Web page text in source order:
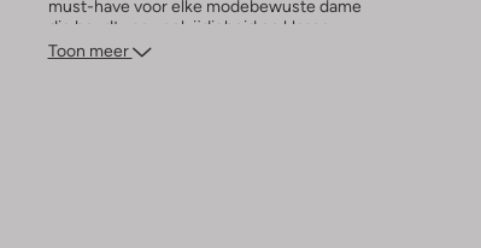
must-have voor elke modebewuste dame
die houdt van veelzijdigheid en klasse.
Toon meer